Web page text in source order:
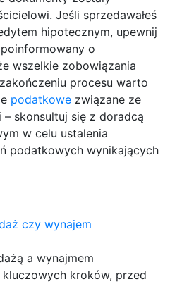
Jeśli sprzedawałeś
hipotecznym, upewnij
o
wszelkie zobowiązania
procesu warto
podatkowe związane ze
skonsultuj się z doradcą
w celu ustalenia
podatkowych wynikających
czy wynajem
a wynajmem
kroków, przed